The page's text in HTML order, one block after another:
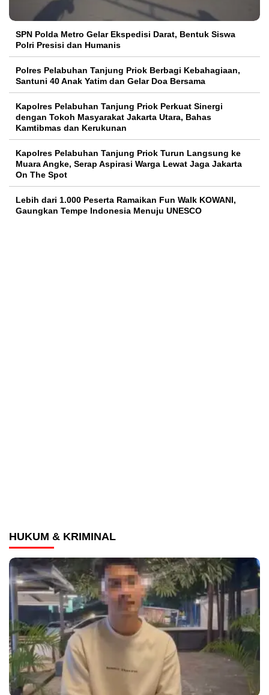
SPN Polda Metro Gelar Ekspedisi Darat, Bentuk Siswa
Polri Presisi dan Humanis
Polres Pelabuhan Tanjung Priok Berbagi Kebahagiaan,
Santuni 40 Anak Yatim dan Gelar Doa Bersama
Kapolres Pelabuhan Tanjung Priok Perkuat Sinergi
dengan Tokoh Masyarakat Jakarta Utara, Bahas
Kamtibmas dan Kerukunan
Kapolres Pelabuhan Tanjung Priok Turun Langsung ke
Muara Angke, Serap Aspirasi Warga Lewat Jaga Jakarta
On The Spot
Lebih dari 1.000 Peserta Ramaikan Fun Walk KOWANI,
Gaungkan Tempe Indonesia Menuju UNESCO
HUKUM & KRIMINAL